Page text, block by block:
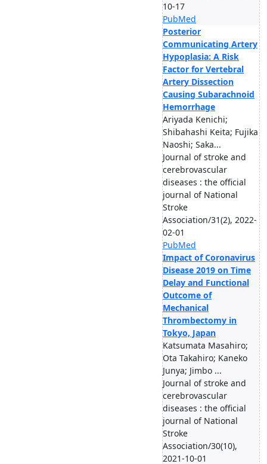
10-17
PubMed
Posterior
Communicating Artery
Hypoplasia: A Risk
Factor for Vertebral
Artery Dissection
Causing Subarachnoid
Hemorrhage
Ariyada Kenichi;
Shibahashi Keita; Fujika
Naoshi; Saka...
Journal of stroke and
cerebrovascular
diseases : the official
journal of National
Stroke
Association/31(2), 2022-
02-01
PubMed
Impact of Coronavirus
Disease 2019 on Time
Delay and Functional
Outcome of
Mechanical
Thrombectomy in
Tokyo, Japan
Katsumata Masahiro;
Ota Takahiro; Kaneko
Junya; Jimbo ...
Journal of stroke and
cerebrovascular
diseases : the official
journal of National
Stroke
Association/30(10),
2021-10-01